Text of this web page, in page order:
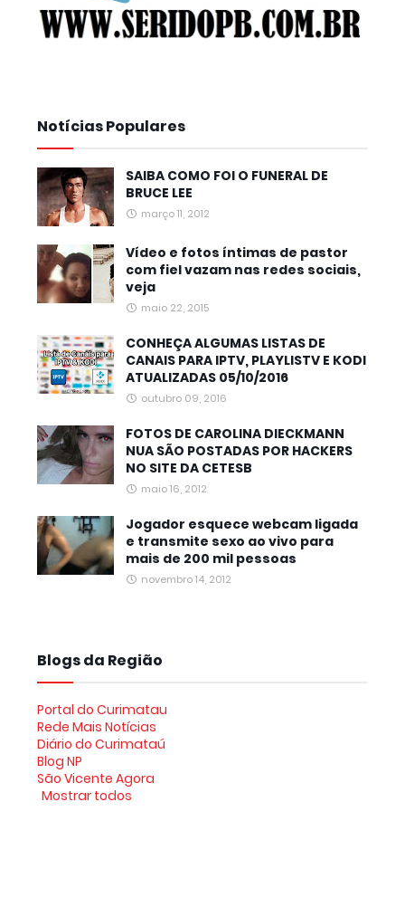
Notícias Populares
SAIBA COMO FOI O FUNERAL DE
BRUCE LEE
março 11, 2012
Vídeo e fotos íntimas de pastor
com fiel vazam nas redes sociais,
veja
maio 22, 2015
CONHEÇA ALGUMAS LISTAS DE
CANAIS PARA IPTV, PLAYLISTV E KODI
ATUALIZADAS 05/10/2016
outubro 09, 2016
FOTOS DE CAROLINA DIECKMANN
NUA SÃO POSTADAS POR HACKERS
NO SITE DA CETESB
maio 16, 2012
Jogador esquece webcam ligada
e transmite sexo ao vivo para
mais de 200 mil pessoas
novembro 14, 2012
Blogs da Região
Portal do Curimatau
Rede Mais Notícias
Diário do Curimataú
Blog NP
São Vicente Agora
Mostrar todos